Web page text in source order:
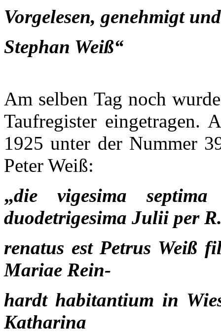
Vorgelesen, genehmigt
Stephan Weiß“
Am selben Tag noch
Taufregister eingetragen.
1925 unter der Nummer
Peter Weiß:
„die vigesima
duodetrigesima Julii per
renatus est Petrus Weiß
Mariae Rein-
hardt habitantium in
Katharina